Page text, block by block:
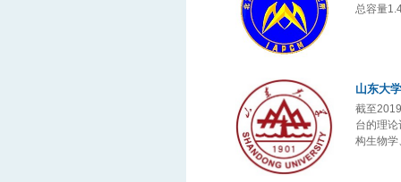
总容量
山东大学
截至
台的理
构生物学